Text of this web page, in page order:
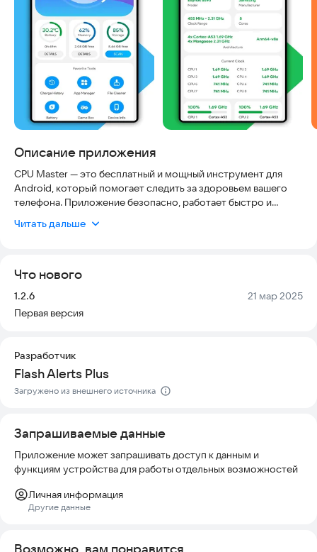
Описание приложения
CPU Master — это бесплатный и мощный инструмент для
Android, который помогает следить за здоровьем вашего
телефона. Приложение безопасно, работает быстро и
память, контролировать температуру процессора и
Главные особенности CPU Master:
★ Очиститель ненужных файлов
★ Информация о батарее.
★ Информация о процессоре.
★ История зарядки.
★ Игровая коробка.
Очиститель ненужных файлов — Суперочиститель
остаточных данных, старых установочных пакетов и
Читать дальше
Что нового
Версия:
1.2.6 Дата:
21 мар 2025
Первая версия
Разработчик
Flash Alerts Plus
Загружено из внешнего источника
Запрашиваемые данные
Приложение может запрашивать доступ к данным и
функциям устройства для работы отдельных возможностей
Личная информация
Другие данные